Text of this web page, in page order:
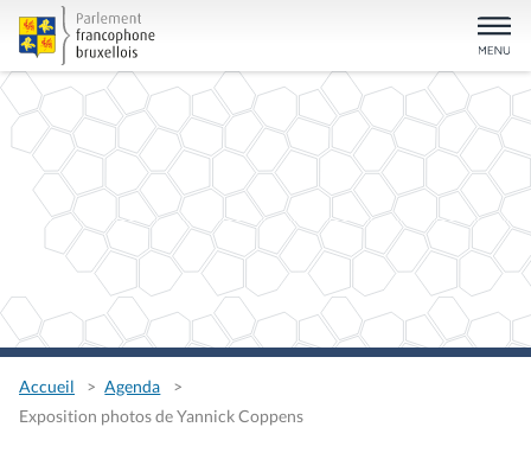
Accueil
Agenda
Exposition photos de Yannick Coppens